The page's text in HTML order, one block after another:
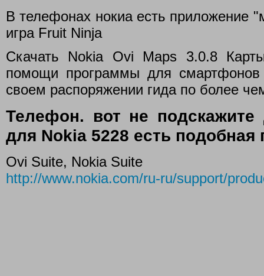
В телефонах нокиа есть приложение
игра Fruit Ninja
Скачать Nokia Ovi Maps 3.0.8
помощи программы для
своем распоряжении гида по более
Телефон. вот не
для Nokia 5228 есть подобная
Ovi Suite, Nokia Suite
http://www.nokia.com/ru-ru/support/